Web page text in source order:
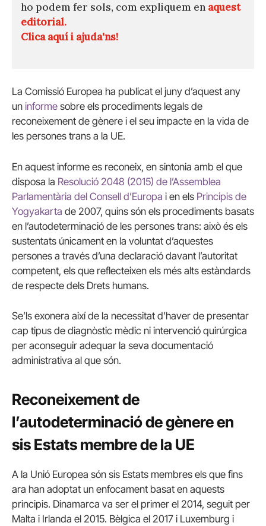
ho podem fer sols, com expliquem en aquest
editorial.
Clica aquí i ajuda'ns!
La Comissió Europea ha publicat el juny d’aquest any
un informe sobre els procediments legals de
reconeixement de gènere i el seu impacte en la vida de
les persones trans a la UE.
En aquest informe es reconeix, en sintonia amb el que
disposa la Resolució 2048 (2015) de l’Assemblea
Parlamentària del Consell d’Europa i en els Principis de
Yogyakarta de 2007, quins són els procediments basats
en l’autodeterminació de les persones trans: això és els
sustentats únicament en la voluntat d’aquestes
persones a través d’una declaració davant l’autoritat
competent, els que reflecteixen els més alts estàndards
de respecte dels Drets humans.
Se’ls exonera així de la necessitat d’haver de presentar
cap tipus de diagnòstic mèdic ni intervenció quirúrgica
per aconseguir adequar la seva documentació
administrativa al que són.
Reconeixement de
l’autodeterminació de gènere en
sis Estats membre de la UE
A la Unió Europea són sis Estats membres els que fins
ara han adoptat un enfocament basat en aquests
principis. Dinamarca va ser el primer el 2014, seguit per
Malta i Irlanda el 2015. Bèlgica el 2017 i Luxemburg i